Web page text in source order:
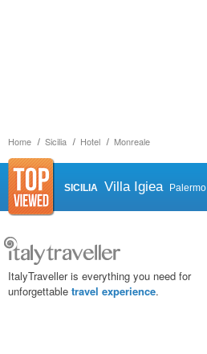
Home Sicilia Hotel Monreale
SICILIA Villa Igiea Palermo
ItalyTraveller is everything you need for
unforgettable travel experience.